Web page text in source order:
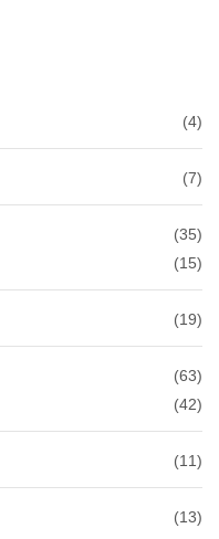
(4)
(7)
(35)
(15)
(19)
(63)
(42)
(11)
(13)